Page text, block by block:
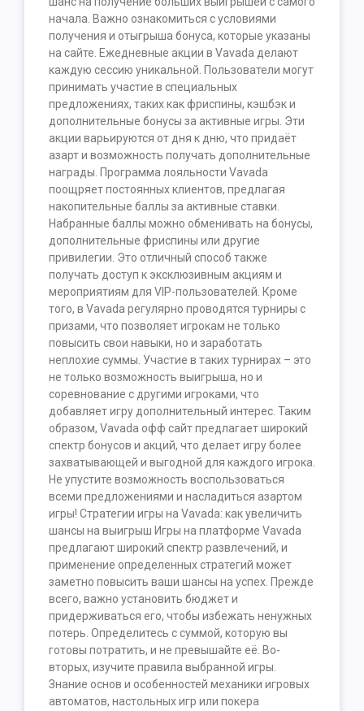
начала. Важно ознакомиться с условиями
получения и отыгрыша бонуса, которые указаны
на сайте. Ежедневные акции в Vavada делают
каждую сессию уникальной. Пользователи могут
принимать участие в специальных
предложениях, таких как фриспины, кэшбэк и
дополнительные бонусы за активные игры. Эти
акции варьируются от дня к дню, что придаёт
азарт и возможность получать дополнительные
награды. Программа лояльности Vavada
поощряет постоянных клиентов, предлагая
накопительные баллы за активные ставки.
Набранные баллы можно обменивать на бонусы,
дополнительные фриспины или другие
привилегии. Это отличный способ также
получать доступ к эксклюзивным акциям и
мероприятиям для VIP-пользователей. Кроме
того, в Vavada регулярно проводятся турниры с
призами, что позволяет игрокам не только
повысить свои навыки, но и заработать
неплохие суммы. Участие в таких турнирах – это
не только возможность выигрыша, но и
соревнование с другими игроками, что
добавляет игру дополнительный интерес. Таким
образом, Vavada офф сайт предлагает широкий
спектр бонусов и акций, что делает игру более
захватывающей и выгодной для каждого игрока.
Не упустите возможность воспользоваться
всеми предложениями и насладиться азартом
игры! Стратегии игры на Vavada: как увеличить
шансы на выигрыш Игры на платформе Vavada
предлагают широкий спектр развлечений, и
применение определенных стратегий может
заметно повысить ваши шансы на успех. Прежде
всего, важно установить бюджет и
придерживаться его, чтобы избежать ненужных
потерь. Определитесь с суммой, которую вы
готовы потратить, и не превышайте её. Во-
вторых, изучите правила выбранной игры.
Знание основ и особенностей механики игровых
автоматов, настольных игр или покера